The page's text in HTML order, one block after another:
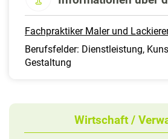
Fachpraktiker Maler und
Berufsfelder: Dienstleistung,
Gestaltung
Wirtschaft /